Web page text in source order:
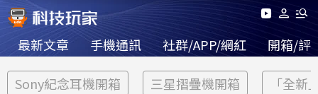
最新文章 手機通訊 社群/APP/網紅 開箱/評
Sony紀念耳機開箱 三星摺疊機開箱 「全新